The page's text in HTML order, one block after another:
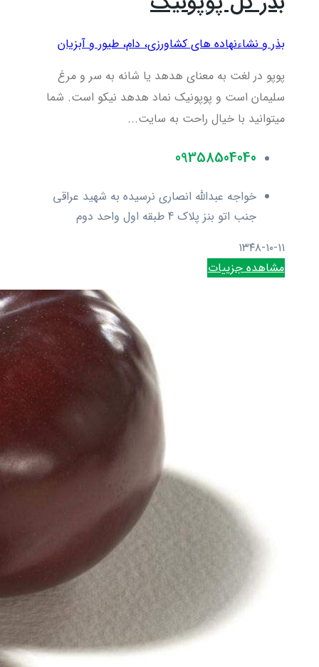
بذر و نشاءنهاده های کشاورزی، دام، طيور و آبزيان
پوپو در لغت به معنای هدهد یا شانه به سر و مرغ
سلیمان است و پوپونیک نماد هدهد نیکو است. شما
میتوانید با خیال راحت به سایت...
09358504040
خواجه عبدالله انصاری نرسیده به شهید عراقی
جنب اتو بنز پلاک 4 طبقه اول واحد دوم
۱۳۴۸-۱۰-۱۱
مشاهده جزییات